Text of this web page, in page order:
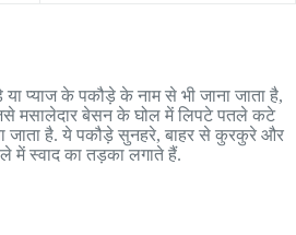
प्याज के पकौड़े के नाम से भी जाना जाता है,
मसालेदार बेसन के घोल में लिपटे पतले कटे
जाता है. ये पकौड़े सुनहरे, बाहर से कुरकुरे और
में स्वाद का तड़का लगाते हैं.